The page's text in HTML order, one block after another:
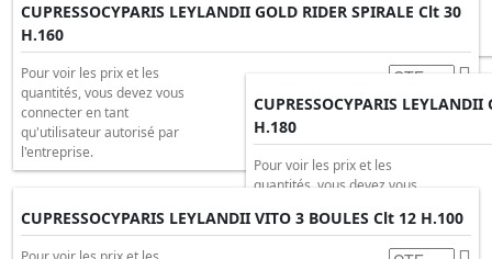
qu'utilisateur autorisé par
CUPRESSOCYPARIS LEYLANDII GOLD RIDER SPIRALE Clt 30
H.160
Pour voir les prix et les
quantités, vous devez vous
connecter en tant
qu'utilisateur autorisé par
l'entreprise.
CUPRESSOCYPARIS
H.180
Pour voir les prix et les
quantités, vous devez vous
qu'utilisateur autorisé par
CUPRESSOCYPARIS LEYLANDII VITO 3 BOULES Clt 12 H.100